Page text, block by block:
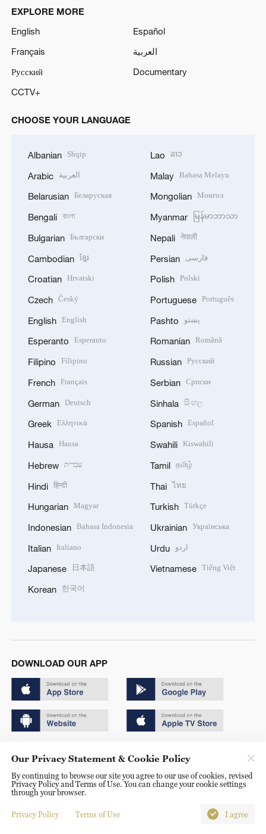
EXPLORE MORE
English
Español
Français
العربية
Русский
Documentary
CCTV+
CHOOSE YOUR LANGUAGE
Albanian Shqip
Arabic العربية
Belarusian Беларуская
Bengali বাংলা
Bulgarian Български
Cambodian ខ្មែរ
Croatian Hrvatski
Czech Český
English English
Esperanto Esperanto
Filipino Filipino
French Français
German Deutsch
Greek Ελληνικά
Hausa Hausa
Hebrew עברית
Hindi हिन्दी
Hungarian Magyar
Indonesian Bahasa Indonesia
Italian Italiano
Japanese 日本語
Korean 한국어
Lao ລາວ
Malay Bahasa Melayu
Mongolian Монгол
Myanmar မြန်မာဘာသာ
Nepali नेपाली
Persian فارسی
Polish Polski
Portuguese Português
Pashto پښتو
Romanian Română
Russian Русский
Serbian Српски
Sinhala සිංහල
Spanish Español
Swahili Kiswahili
Tamil தமிழ்
Thai ไทย
Turkish Türkçe
Ukrainian Українська
Urdu اردو
Vietnamese Tiếng Việt
DOWNLOAD OUR APP
京ICP备20000184号
京公网安备 11010502050052号
Disinformation report hotline: 010-85061466
Our Privacy Statement & Cookie Policy
By continuing to browse our site you agree to our use of cookies, revised
Privacy Policy and Terms of Use. You can change your cookie settings
through your browser.
Privacy Policy Terms of Use I agree